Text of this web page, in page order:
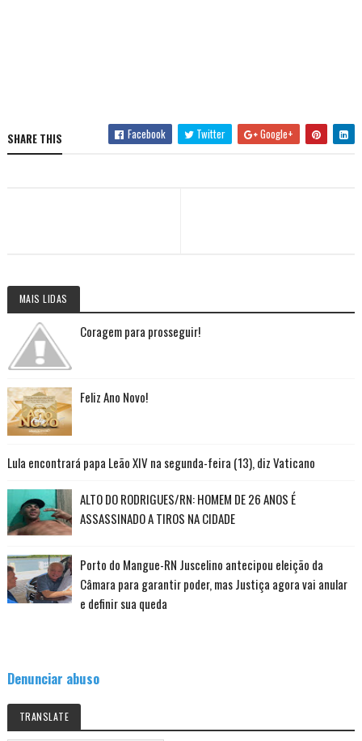
SHARE THIS Facebook Twitter Google+
MAIS LIDAS
Coragem para prosseguir!
Feliz Ano Novo!
Lula encontrará papa Leão XIV na segunda-feira (13), diz Vaticano
ALTO DO RODRIGUES/RN: HOMEM DE 26 ANOS É
ASSASSINADO A TIROS NA CIDADE
Porto do Mangue-RN Juscelino antecipou eleição da
Câmara para garantir poder, mas Justiça agora vai anular
e definir sua queda
Denunciar abuso
TRANSLATE